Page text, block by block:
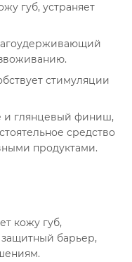
губ, устраняет
стимуляции
и глянцевый финиш,
средство
продуктами.
кожу губ,
защитный барьер,